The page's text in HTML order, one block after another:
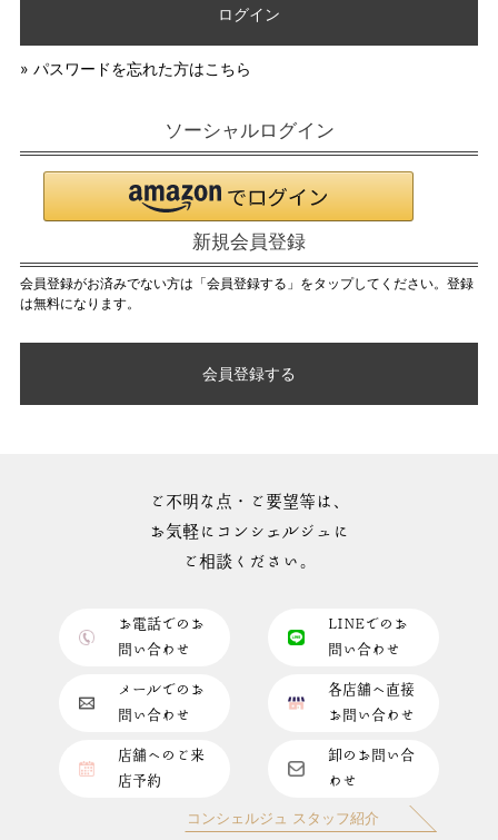
ログイン
» パスワードを忘れた方はこちら
ソーシャルログイン
新規会員登録
会員登録がお済みでない方は「会員登録する」をタップしてください。登録
は無料になります。
会員登録する
ご不明な点・ご要望等は、
お気軽にコンシェルジュに
ご相談ください。
お電話でのお
問い合わせ
LINEでのお
問い合わせ
メールでのお
問い合わせ
各店舗へ直接
お問い合わせ
店舗へのご来
店予約
卸のお問い合
わせ
コンシェルジュ スタッフ紹介